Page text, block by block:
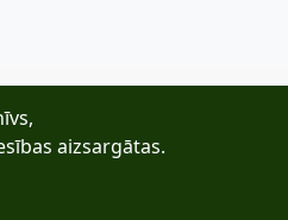
aizsargātas.